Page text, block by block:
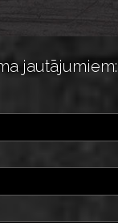
jautājumiem: